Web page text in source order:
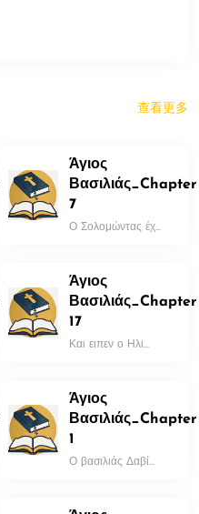
查看更多
Άγιος
Βασιλιάς_Chapter
7
Ο Σολομώντας έχ...
Άγιος
Βασιλιάς_Chapter
17
Και ειπεν ο Ηλι...
Άγιος
Βασιλιάς_Chapter
1
Ο βασιλιάς Δαβί...